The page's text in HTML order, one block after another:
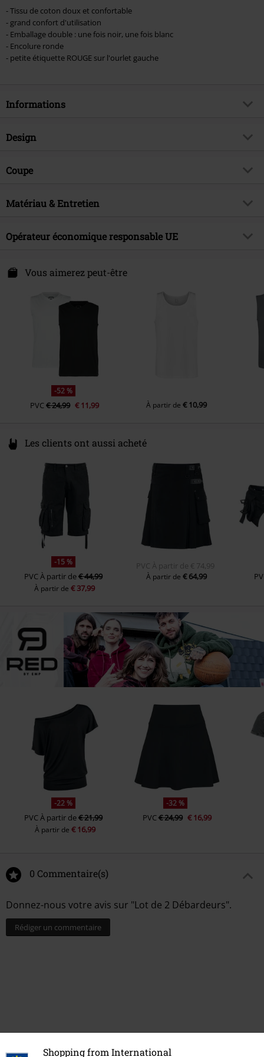
Shopping from International
- Tissu de coton doux et confortable
- grand confort d'utilisation
- Emballage double : une fois noir, une fois blanc
- Encolure ronde
- petite étiquette ROUGE sur l'ourlet gauche
Informations
Article n°.
Brand
Thématiques
Collection
Homme
Design
Catégorie de produit
Modèle imprimé
Encolure
Col rond
Longueur des manches
noir/blanc
Coupe
Coupe de l'article
Matériau & Entretien
Matière extérieure
100% Coton
Opérateur économique responsable UE
Darmer Esch 70a
Vous aimerez peut-être
-52 %
PVC€ 24,99 € 11,99 À partir de € 10,99
Les clients ont aussi acheté
-15 %
PVCÀ partir de€ 44,99
À partir de€ 37,99
PVC À partir de € 74,99
À partir de€ 64,99
-22 %
PVCÀ partir de€ 21,99
À partir de € 16,99
-32 %
PVC€ 24,99 € 16,99
0 Commentaire(s)
Donnez-nous votre avis sur "Lot de 2 Débardeurs".
Rédiger un commentaire